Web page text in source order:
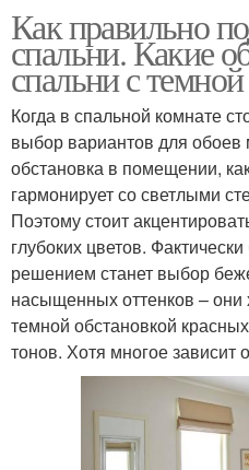
Как правильно
спальни. Какие
спальни с
Когда в спальной комнате
выбор вариантов для обоев
обстановка в помещении,
гармонирует со светлыми
Поэтому стоит
глубоких цветов.
решением станет выбор
насыщенных оттенков –
темной обстановкой
тонов. Хотя многое зависит